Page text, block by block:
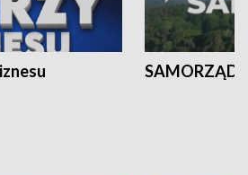
SAMORZĄD